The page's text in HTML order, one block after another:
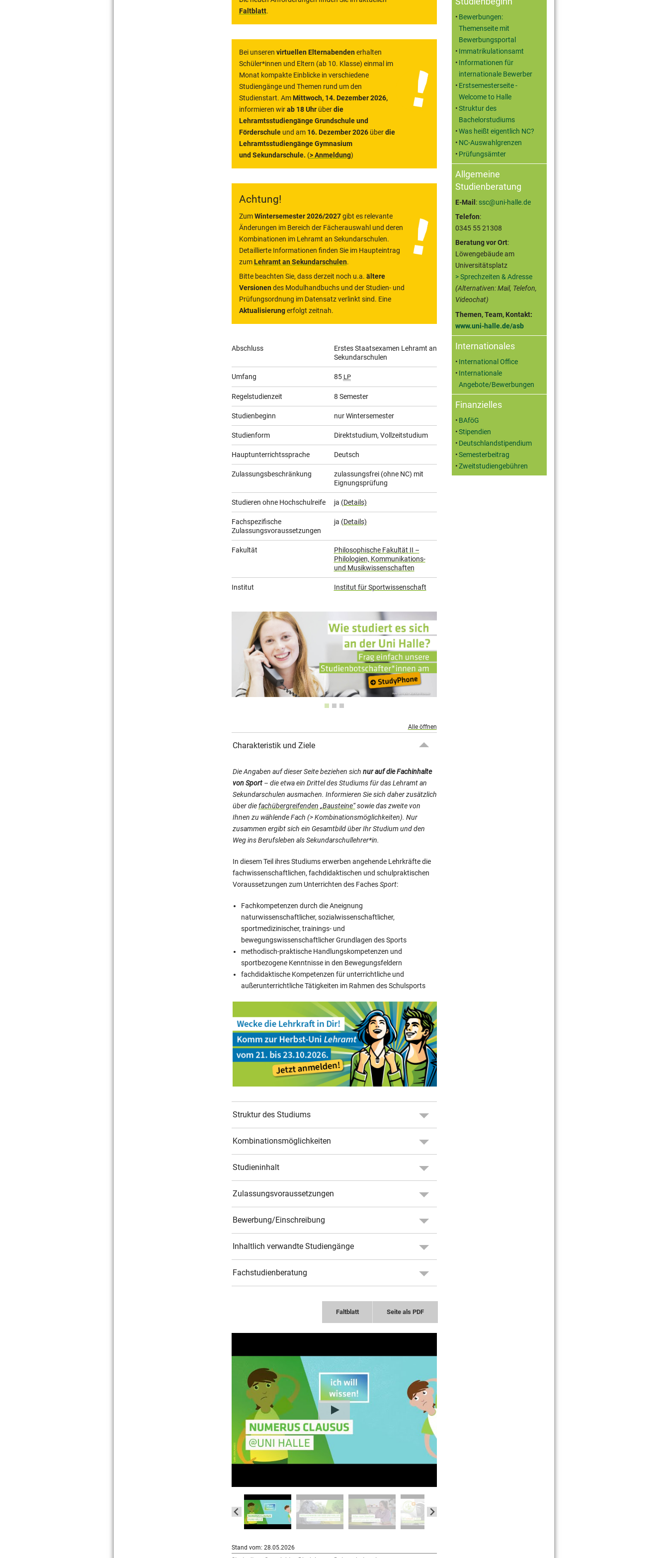
Faltblatt.
Bei unseren virtuellen Elternabendenerhalten
Schüler*innen und Eltern (ab 10. Klasse) einmal im
Monat kompakte Einblicke in verschiedene
Studiengänge und Themen rund um den
Studienstart. AmMittwoch, 14. Dezember 2026,
informieren wirab 18 Uhrüberdie
Lehramtsstudiengänge Grundschule und
Förderschuleund am 16. Dezember 2026 überdie
Lehramtsstudiengänge Gymnasium
und Sekundarschule. (> Anmeldung)
Achtung!
ZumWintersemester 2026/2027gibt es relevante
Änderungen im Bereich der Fächerauswahl und deren
Kombinationen im Lehramt an Sekundarschulen.
Detaillierte Informationen finden Sie im Haupteintrag
zumLehramt an Sekundarschulen.
Bitte beachten Sie, dass derzeit noch u.a. ältere
Versionendes Modulhandbuchs und der Studien- und
Prüfungsordnung im Datensatz verlinkt sind. Eine
Aktualisierungerfolgt zeitnah.
Allgemeine
Abschluss
Erstes Staatsexamen Lehramt an
Sekundarschulen
Umfang 85 LP
Regelstudienzeit 8 Semester
Studienbeginn nur Wintersemester
Studienform Direktstudium, Vollzeitstudium
Hauptunterrichtssprache Deutsch
Zulassungsbeschränkung
zulassungsfrei (ohne NC) mit
Eignungsprüfung
Studieren ohne Hochschulreife ja (Details)
Fachspezifische
Zulassungsvoraussetzungen
ja (Details)
Fakultät
Philosophische Fakultät II –
Philologien, Kommunikations-
und Musikwissenschaften
Institut Institut für Sportwissenschaft
Alle öffnen
Charakteristik und Ziele
Die Angaben auf dieser Seite beziehen sich nur auf die Fachinhalte
von Sport – die etwa ein Drittel des Studiums für das Lehramt an
Sekundarschulen ausmachen. Informieren Sie sich daher zusätzlich
über diefachübergreifenden „Bausteine“sowie das zweite von
Ihnen zu wählende Fach (> Kombinationsmöglichkeiten). Nur
zusammen ergibt sich ein Gesamtbild über Ihr Studium und den
Weg ins Berufsleben als Sekundarschullehrer*in.
In diesem Teil ihres Studiums erwerben angehende Lehrkräfte die
fachwissenschaftlichen, fachdidaktischen und schulpraktischen
Voraussetzungen zum Unterrichten des FachesSport:
Fachkompetenzen durch die Aneignung
naturwissenschaftlicher, sozialwissenschaftlicher,
sportmedizinischer, trainings- und
bewegungswissenschaftlicher Grundlagen des Sports
methodisch-praktische Handlungskompetenzen und
sportbezogene Kenntnisse in den Bewegungsfeldern
fachdidaktische Kompetenzen für unterrichtliche und
außerunterrichtliche Tätigkeiten im Rahmen des Schulsports
Struktur des Studiums
Kombinationsmöglichkeiten
Studieninhalt
Zulassungsvoraussetzungen
Bewerbung/Einschreibung
Inhaltlich verwandte Studiengänge
Fachstudienberatung
Faltblatt Seite als PDF
Stand vom: 28.05.2026
Bewerbungen:
Themenseite mit
Bewerbungsportal
Immatrikulationsamt
Informationen für
internationale Bewerber
Erstsemesterseite -
Welcome to Halle
Struktur des
Bachelorstudiums
Was heißt eigentlich NC?
NC-Auswahlgrenzen
Prüfungsämter
Allgemeine
Studienberatung
E-Mail : ssc@uni-halle.de
Telefon:
0345 55 21308
Beratung vor Ort:
Löwengebäude am
Universitätsplatz
> Sprechzeiten & Adresse
(Alternativen: Mail, Telefon,
Videochat)
Themen, Team, Kontakt:
www.uni-halle.de/asb
Internationales
International Office
Internationale
Angebote/Bewerbungen
Finanzielles
BAföG
Stipendien
Deutschlandstipendium
Semesterbeitrag
Zweitstudiengebühren